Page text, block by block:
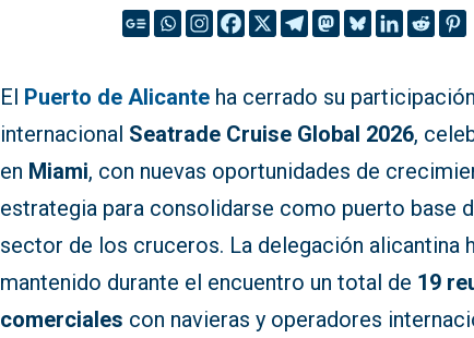
El Puerto de Alicante ha cerrado su
internacional Seatrade Cruise Global 2026,
en Miami, con nuevas oportunidades de
estrategia para consolidarse como puerto base
sector de los cruceros. La delegación alicantina
mantenido durante el encuentro un total de 19
comerciales con navieras y operadores